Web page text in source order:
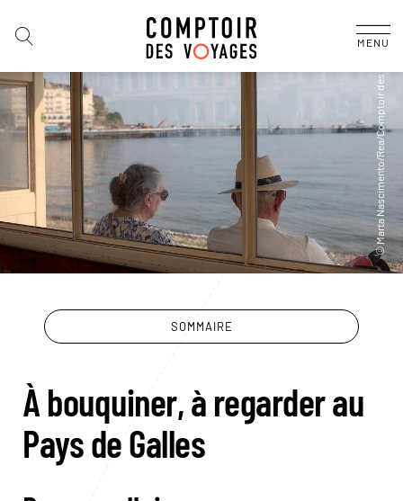
MENU
SOMMAIRE
À bouquiner, à regarder au
Pays de Galles